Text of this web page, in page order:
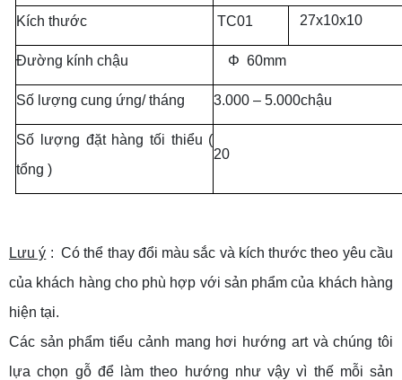
Kích thước TC01 27x10x10
Đường kính chậu Φ 60mm
Số lượng cung ứng/ tháng 3.000 – 5.000chậu
Số lượng đặt hàng tối thiểu (
tổng )
20
Lưu ý : Có thể thay đổi màu sắc và kích thước theo yêu cầu
của khách hàng cho phù hợp với sản phẩm của khách hàng
hiện tại.
Các sản phẩm tiểu cảnh mang hơi hướng art và chúng tôi
lựa chọn gỗ để làm theo hướng như vậy vì thế mỗi sản